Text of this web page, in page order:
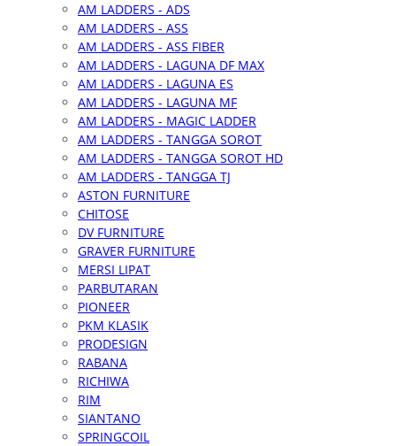
AM LADDERS - ADS
AM LADDERS - ASS
AM LADDERS - ASS FIBER
AM LADDERS - LAGUNA DF MAX
AM LADDERS - LAGUNA ES
AM LADDERS - LAGUNA MF
AM LADDERS - MAGIC LADDER
AM LADDERS - TANGGA SOROT
AM LADDERS - TANGGA SOROT HD
AM LADDERS - TANGGA TJ
ASTON FURNITURE
CHITOSE
DV FURNITURE
GRAVER FURNITURE
MERSI LIPAT
PARBUTARAN
PIONEER
PKM KLASIK
PRODESIGN
RABANA
RICHIWA
RIM
SIANTANO
SPRINGCOIL